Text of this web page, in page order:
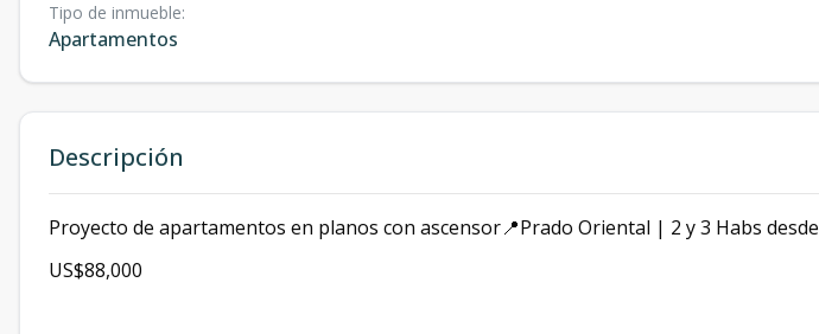
Tipo de inmueble:
Apartamentos
Descripción
Proyecto de apartamentos en planos con ascensor📍Prado Oriental | 2 y 3 Habs desde
US$88,000